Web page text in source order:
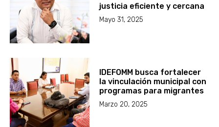
justicia eficiente y cercana
Mayo 31, 2025
IDEFOMM busca fortalecer
la vinculación municipal con
programas para migrantes
Marzo 20, 2025